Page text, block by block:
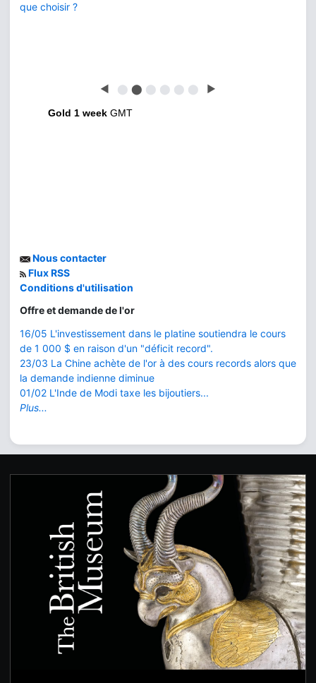
que choisir ?
◀ ⬤ ⬤ ⬤ ⬤ ⬤ ⬤ ▶
Gold 1 week GMT
Nous contacter
Flux RSS
Conditions d'utilisation
Offre et demande de l'or
16/05 L'investissement dans le platine soutiendra le cours
de 1 000 $ en raison d'un "déficit record".
23/03 La Chine achète de l'or à des cours records alors que
la demande indienne diminue
01/02 L'Inde de Modi taxe les bijoutiers...
Plus...